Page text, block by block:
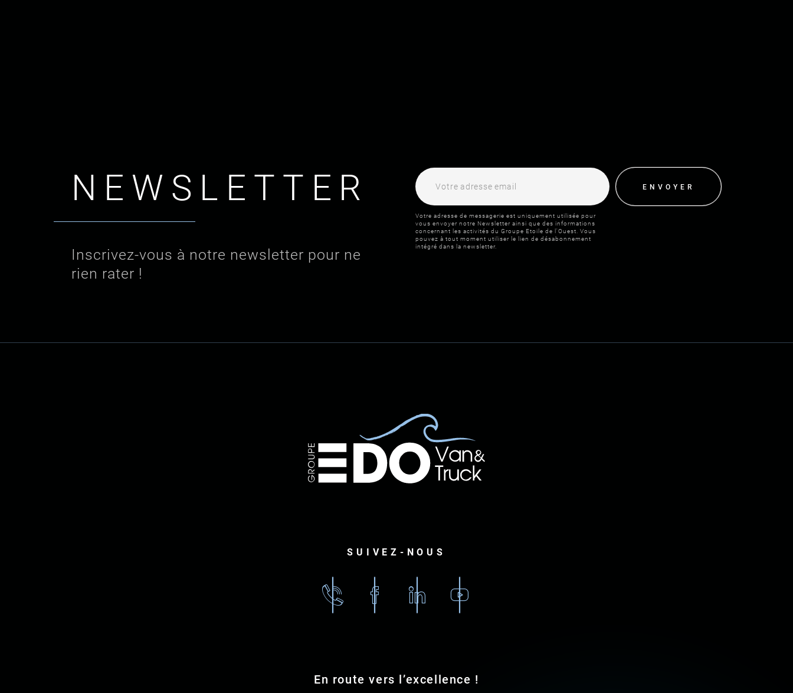
NEWSLETTER
Inscrivez-vous à notre newsletter pour ne
rien rater !
Votre adresse de messagerie est uniquement utilisée pour
vous envoyer notre Newsletter ainsi que des informations
concernant les activités du Groupe Etoile de l'Ouest. Vous
pouvez à tout moment utiliser le lien de désabonnement
intégré dans la newsletter.
ENVOYER
SUIVEZ-NOUS
02
96
FacebookLinkedin Youtube
En route vers l’excellence !